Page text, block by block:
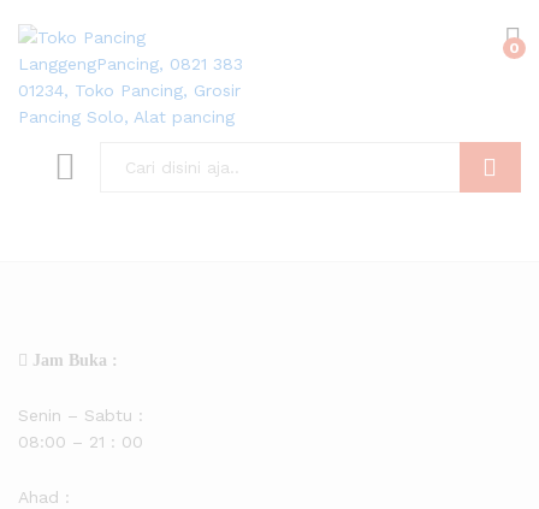
0
Jam Buka :
Senin – Sabtu :
08:00 – 21 : 00
Ahad :